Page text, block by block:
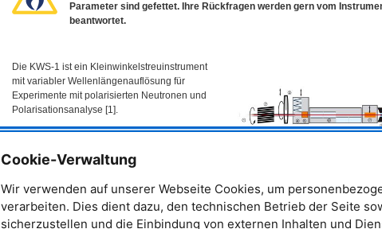
Parameter sind gefettet. Ihre Rückfragen werden gern vom
beantwortet.
Die KWS-1 ist ein Kleinwinkelstreuinstrument
mit variabler Wellenlängenauflösung für
Experimente mit polarisierten Neutronen und
Polarisationsanalyse [1].
ist vor der Kollimation platziert und deckt das
(typischerweise 95 %) Polarisation ab. Ein
Radiofrequenz-Spinflipper ermöglicht die
Umkehrung der Polarisation. Die Polarisationsanalyse wird mit einem in-situ
Cookie-Verwaltung
Wir verwenden auf unserer Webseite Cookies, um
verarbeiten. Dies dient dazu, den technischen Betrieb der Seite
sicherzustellen und die Einbindung von externen Inhalten und